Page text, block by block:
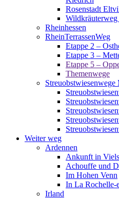
Rosenstadt
Wildkräuterweg
Rheinhessen
RheinTerrassenWeg
Etappe 2 –
Etappe 3 –
Etappe 5 –
Themenwege
Weiter weg
Ardennen
Ankunft in
Achouffe und
Im Hohen Venn
In La Rochelle-
Irland